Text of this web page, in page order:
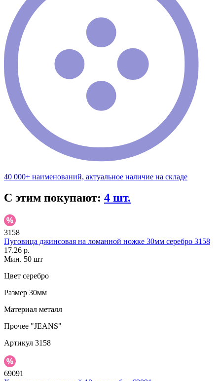
40 000+ наименований, актуальное наличие на складе
С этим покупают: 4 шт.
3158
Пуговица джинсовая на ломанной ножке 30мм серебро 3158
17.26 р.
Мин. 50 шт
Цвет серебро
Размер 30мм
Материал металл
Прочее "JEANS"
Артикул 3158
69091